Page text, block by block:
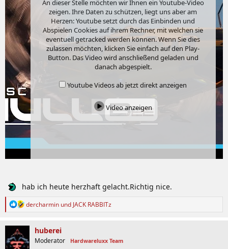
An dieser Stelle möchten wir Ihnen ein Youtube-Video
zeigen. Ihre Daten zu schützen, liegt uns aber am
Herzen: Youtube setzt durch das Einbinden und
Abspielen Cookies auf ihrem Rechner, mit welchen sie
eventuell getracked werden können. Wenn Sie dies
zulassen möchten, klicken Sie einfach auf den Play-
Button. Das Video wird anschließend geladen und
danach abgespielt.
Youtube Videos ab jetzt direkt anzeigen
Video anzeigen
hab ich heute herzhaft gelacht.Richtig nice.
R
k
i
dercharmin und JACK RABBITz
huberei
Moderator Hardwareluxx Team